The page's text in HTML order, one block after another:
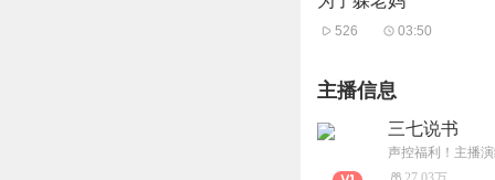
526 03:50
主播信息
三七说书
声控福利！主播